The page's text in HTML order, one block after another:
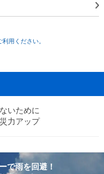
用ください。
いために
力アップ
で雨を回避！